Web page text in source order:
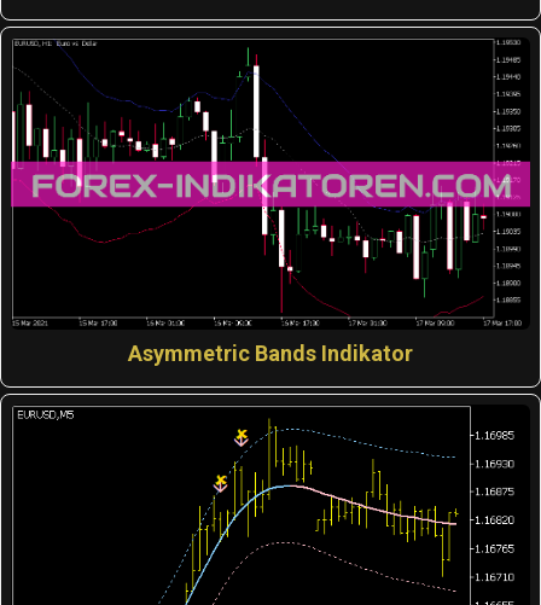
Asymmetric Bands Indikator